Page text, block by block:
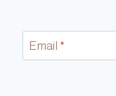
Email *